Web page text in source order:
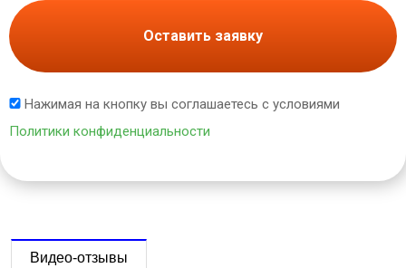
Оставить заявку
Нажимая на кнопку вы соглашаетесь с условиями
Политики конфиденциальности
Видео-отзывы